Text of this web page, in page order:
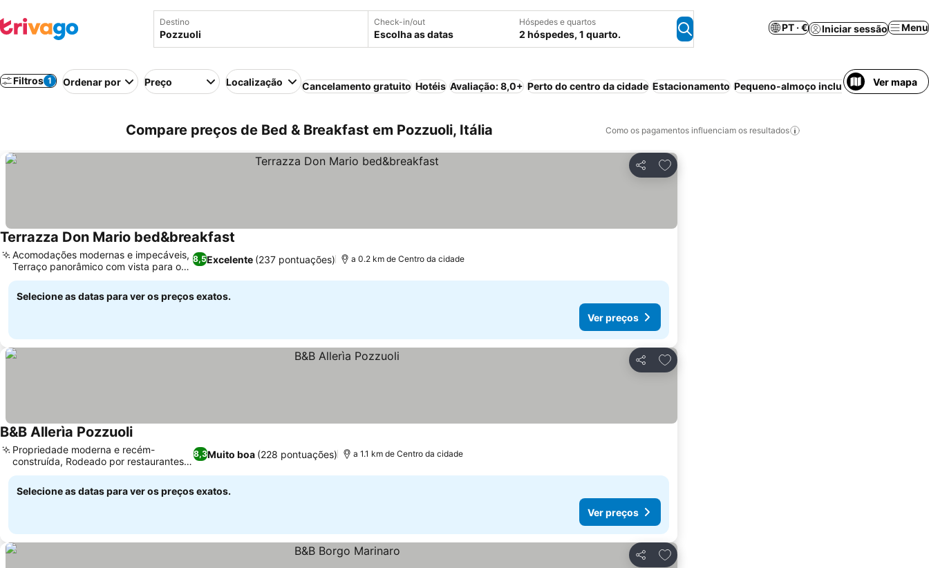
Destino Check-in/out
Escolha as datas
Hóspedes e quartos
2 hóspedes, 1 quarto.
PT · € Iniciar sessão Menu
Filtros 1 Ordenar por Preço Localização Cancelamento gratuito Hotéis Avaliação: 8,0+ Perto do centro da cidade Estacionamento Pequeno-almoço incluído Piscina Praia
Ver mapa
Compare preços de Bed & Breakfast em Pozzuoli, Itália Como os pagamentos influenciam os resultados
Partilhar
Adicionar aos favoritos
Terrazza Don Mario bed&breakfast
8,5Excelente (237 pontuações)
Acomodações modernas e impecáveis,
Terraço panorâmico com vista para o
mar
a 0.2 km de Centro da cidade
Selecione as datas para ver os preços exatos.
Ver preços
Partilhar
Adicionar aos favoritos
B&B Allerìa PozzuoliVer preços
8,3Muito boa (228 pontuações)
Propriedade moderna e recém-
construída, Rodeado por restaurantes e
lojas locais
a 1.1 km de Centro da cidade
Selecione as datas para ver os preços exatos.
Ver preços
Partilhar
Adicionar aos favoritos